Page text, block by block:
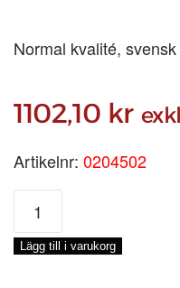
Normal kvalité,
1102,10 kr
Artikelnr: 0204502
KOKT
LINOLJA
SVE
KALLPRESSAD,
Lägg till i varukorg